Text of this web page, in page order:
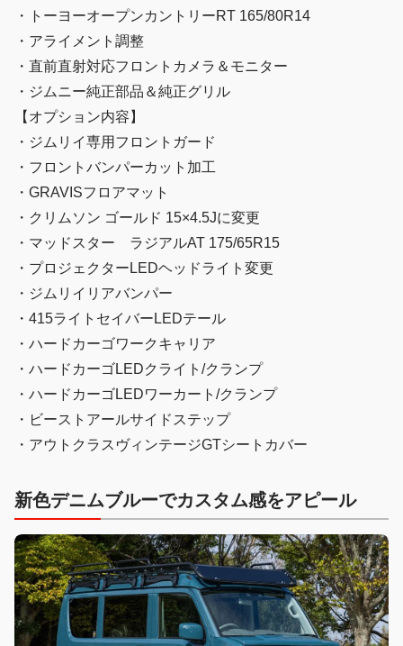
・トーヨーオープンカントリーRT 165/80R14
・アライメント調整
・直前直射対応フロントカメラ＆モニター
・ジムニー純正部品＆純正グリル
【オプション内容】
・ジムリイ専用フロントガード
・フロントバンパーカット加工
・GRAVISフロアマット
・クリムソン ゴールド 15×4.5Jに変更
・マッドスター ラジアルAT 175/65R15
・プロジェクターLEDヘッドライト変更
・ジムリイリアバンパー
・415ライトセイバーLEDテール
・ハードカーゴワークキャリア
・ハードカーゴLEDクライト/クランプ
・ハードカーゴLEDワーカート/クランプ
・ビーストアールサイドステップ
・アウトクラスヴィンテージGTシートカバー
新色デニムブルーでカスタム感をアピール